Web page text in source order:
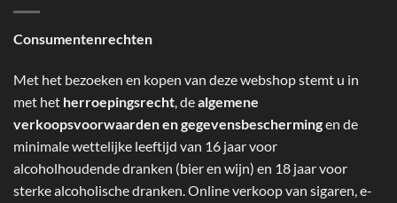
Consumentenrechten
Met het bezoeken en kopen van deze webshop stemt u in
met het herroepingsrecht, dealgemene
verkoopsvoorwaarden en gegevensbeschermingen de
minimale wettelijke leeftijd van 16 jaar voor
alcoholhoudende dranken (bier en wijn) en 18 jaar voor
sterke alcoholische dranken. Online verkoop van sigaren, e-